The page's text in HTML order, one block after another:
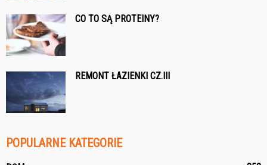
CO TO SĄ PROTEINY?
REMONT ŁAZIENKI CZ.III
POPULARNE KATEGORIE